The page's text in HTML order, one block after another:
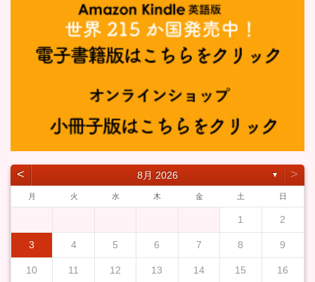
˂ 8月 2026 ▼ ˃
月 火 水 木 金 土 日
1 2
3 4 5 6 7 8 9
10 11 12 13 14 15 16